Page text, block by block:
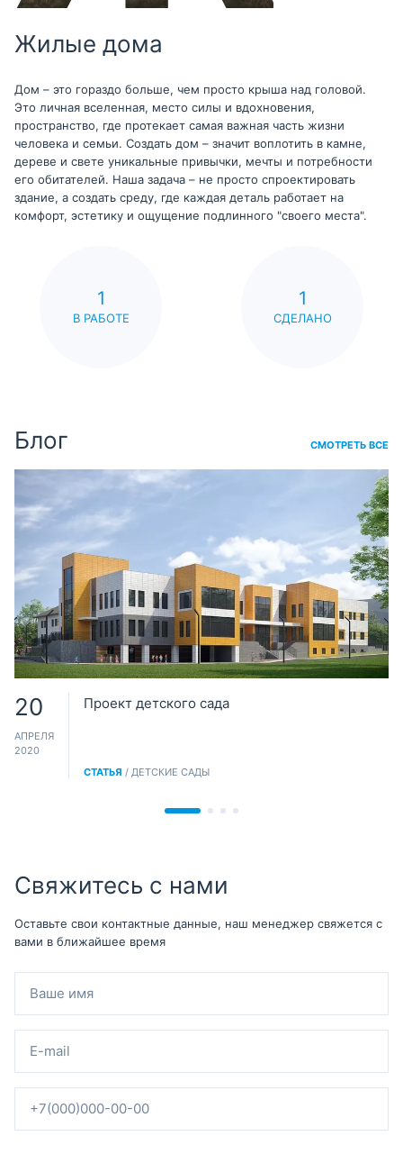
Жилые дома
Дом – это гораздо больше, чем просто крыша над головой.
Это личная вселенная, место силы и вдохновения,
пространство, где протекает самая важная часть жизни
человека и семьи. Создать дом – значит воплотить в камне,
дереве и свете уникальные привычки, мечты и потребности
его обитателей. Наша задача – не просто спроектировать
здание, а создать среду, где каждая деталь работает на
комфорт, эстетику и ощущение подлинного "своего места".
1
В РАБОТЕ
1
СДЕЛАНО
Блог СМОТРЕТЬ ВСЕ
20
АПРЕЛЯ
2020
Проект детского сада
СТАТЬЯ / ДЕТСКИЕ САДЫ
Свяжитесь с нами
Оставьте свои контактные данные, наш менеджер свяжется с
вами в ближайшее время